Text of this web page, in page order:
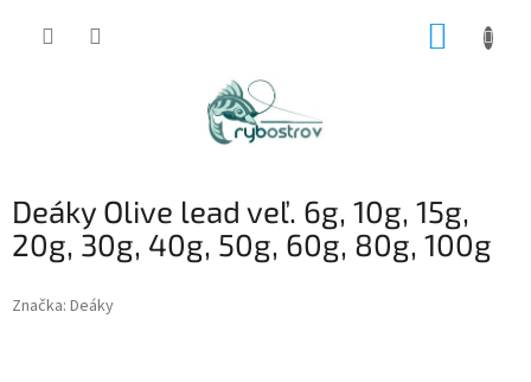
Deáky Olive lead veľ. 6g, 10g, 15g,
20g, 30g, 40g, 50g, 60g, 80g, 100g
Značka: Deáky